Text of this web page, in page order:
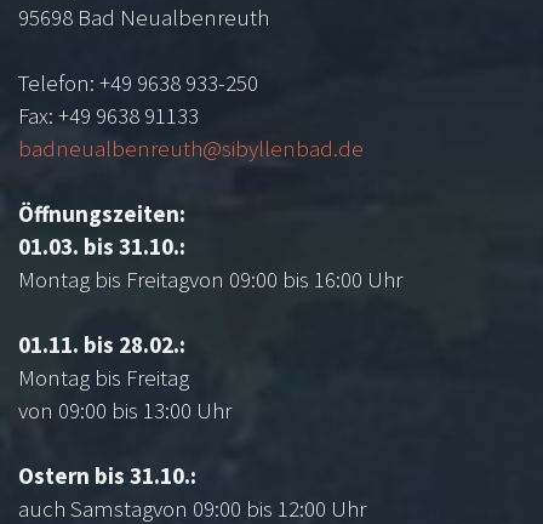
95698 Bad Neualbenreuth
Telefon: +49 9638 933-250
Fax: +49 9638 91133
badneualbenreuth@sibyllenbad.de
Öffnungszeiten:
01.03. bis 31.10.:
Montag bis Freitagvon 09:00 bis 16:00 Uhr
01.11. bis 28.02.:
Montag bis Freitag
von 09:00 bis 13:00 Uhr
Ostern bis 31.10.:
auch Samstagvon 09:00 bis 12:00 Uhr